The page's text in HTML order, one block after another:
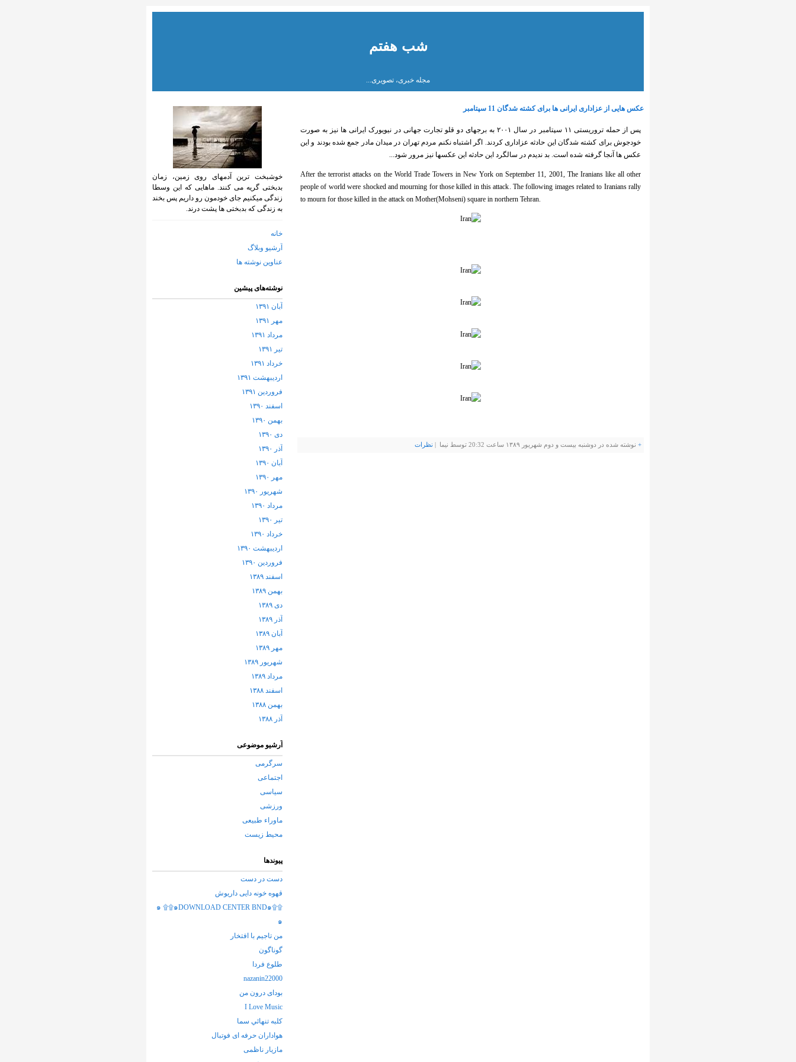
شب هفتم
مجله خبری، تصویری...
عکس هایی از عزاداری ایرانی ها برای کشته شدگان 11 سپتامبر
پس از حمله تروریستی ۱۱ سپتامبر در سال ۲۰۰۱ به برجهای دو قلو تجارت جهانی در نیویورک ایرانی ها نیز به صورت
خودجوش برای کشته شدگان این حادثه عزاداری کردند. اگر اشتباه نکنم مردم تهران در میدان مادر جمع شده بودند و این
عکس ها آنجا گرفته شده است. بد ندیدم در سالگرد این حادثه این عکسها نیز مرور شود...
After the terrorist attacks on the World Trade Towers in New York on September 11, 2001,The Iranianslike all other
people of world were shocked and mourning for those killed in this attack. The following images related to Iranians rally
to mourn for those killed in the attack on Mother(Mohseni) square in northern Tehran.
+ نوشته شده در دوشنبه بیست و دوم شهریور ۱۳۸۹ ساعت 20:32 توسط نیما | نظرات
خوشبخت ترین آدمهای روی زمین، زمان
بدبختی گریه می کنند. ماهایی که این وسطا
زندگی میکنیم جای خودمون رو داریم پس بخند
به زندگی که بدبختی ها پشت درند.
خانه
آرشیو وبلاگ
عناوین نوشته ها
نوشته‌های پیشین
آبان ۱۳۹۱
مهر ۱۳۹۱
مرداد ۱۳۹۱
تیر ۱۳۹۱
خرداد ۱۳۹۱
اردیبهشت ۱۳۹۱
فروردین ۱۳۹۱
اسفند ۱۳۹۰
بهمن ۱۳۹۰
دی ۱۳۹۰
آذر ۱۳۹۰
آبان ۱۳۹۰
مهر ۱۳۹۰
شهریور ۱۳۹۰
مرداد ۱۳۹۰
تیر ۱۳۹۰
خرداد ۱۳۹۰
اردیبهشت ۱۳۹۰
فروردین ۱۳۹۰
اسفند ۱۳۸۹
بهمن ۱۳۸۹
دی ۱۳۸۹
آذر ۱۳۸۹
آبان ۱۳۸۹
مهر ۱۳۸۹
شهریور ۱۳۸۹
مرداد ۱۳۸۹
اسفند ۱۳۸۸
بهمن ۱۳۸۸
آذر ۱۳۸۸
آرشیو موضوعی
سرگرمی
اجتماعی
سیاسی
ورزشی
ماوراء طبیعی
محیط زیست
پیوندها
دست در دست
قهوه خونه دایی داریوش
๑ ۩۩๑DOWNLOAD CENTER BND๑۩۩
๑
من تاجیم با افتخار
گوناگون
طلوع فردا
nazanin22000
بودای درون من
I Love Music
كلبه تنهائي سما
هواداران حرفه ای فوتبال
مازیار ناظمی